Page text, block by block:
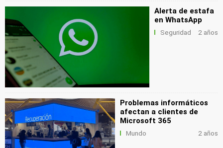
Alerta de estafa
en WhatsApp
Seguridad 2 años
Problemas informáticos
afectan a clientes de
Microsoft 365
Mundo 2 años